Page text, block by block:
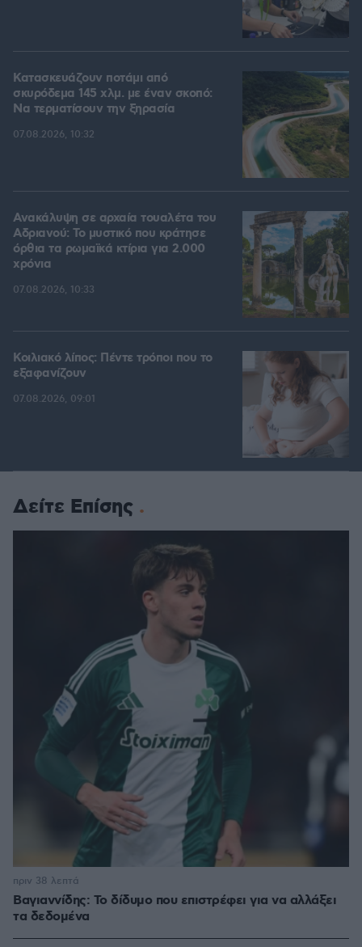
Κατασκευάζουν ποτάμι από
σκυρόδεμα 145 χλμ. με έναν σκοπό:
Να τερματίσουν την ξηρασία
07.08.2026, 10:32
Ανακάλυψη σε αρχαία τουαλέτα του
Αδριανού: Το μυστικό που κράτησε
όρθια τα ρωμαϊκά κτίρια για 2.000
χρόνια
07.08.2026, 10:33
Κοιλιακό λίπος: Πέντε τρόποι που το
εξαφανίζουν
07.08.2026, 09:01
Δείτε Επίσης
Βαγιαννίδης: Το δίδυμο που επιστρέφει για να αλλάξει
τα δεδομένα
πριν 38 λεπτά